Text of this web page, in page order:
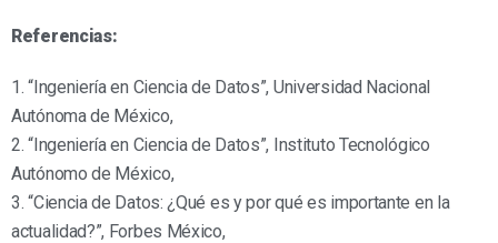
Referencias:
1. “Ingeniería en Ciencia de Datos”, Universidad Nacional
Autónoma de México,
2. “Ingeniería en Ciencia de Datos”, Instituto Tecnológico
Autónomo de México,
3. “Ciencia de Datos: ¿Qué es y por qué es importante en la
actualidad?”, Forbes México,